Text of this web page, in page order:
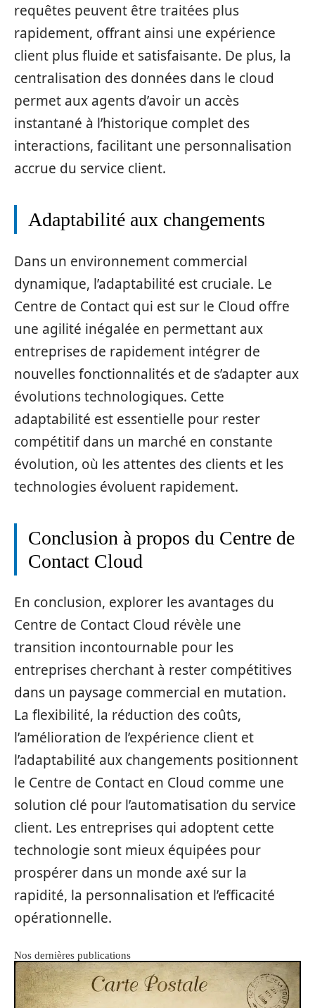
requêtes peuvent être traitées plus
rapidement, offrant ainsi une expérience
client plus fluide et satisfaisante. De plus, la
centralisation des données dans le cloud
permet aux agents d’avoir un accès
instantané à l’historique complet des
interactions, facilitant une personnalisation
accrue du service client.
Adaptabilité aux changements
Dans un environnement commercial
dynamique, l’adaptabilité est cruciale. Le
Centre de Contact qui est sur le Cloud offre
une agilité inégalée en permettant aux
entreprises de rapidement intégrer de
nouvelles fonctionnalités et de s’adapter aux
évolutions technologiques. Cette
adaptabilité est essentielle pour rester
compétitif dans un marché en constante
évolution, où les attentes des clients et les
technologies évoluent rapidement.
Conclusion à propos du Centre de
Contact Cloud
En conclusion, explorer les avantages du
Centre de Contact Cloud révèle une
transition incontournable pour les
entreprises cherchant à rester compétitives
dans un paysage commercial en mutation.
La flexibilité, la réduction des coûts,
l’amélioration de l’expérience client et
l’adaptabilité aux changements positionnent
le Centre de Contact en Cloud comme une
solution clé pour l’automatisation du service
client. Les entreprises qui adoptent cette
technologie sont mieux équipées pour
prospérer dans un monde axé sur la
rapidité, la personnalisation et l’efficacité
opérationnelle.
Nos dernières publications